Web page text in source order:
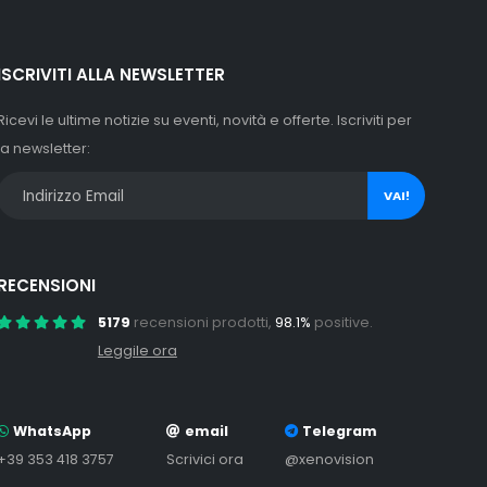
ALLA NEWSLETTER
le ultime notizie su eventi, novità e offerte. Iscriviti per
newsletter:
VAI!
5179 recensioni prodotti, 98.1% positive.
Leggile ora
WhatsApp
353 418 3757
email
Scrivici ora
Telegram
@xenovision